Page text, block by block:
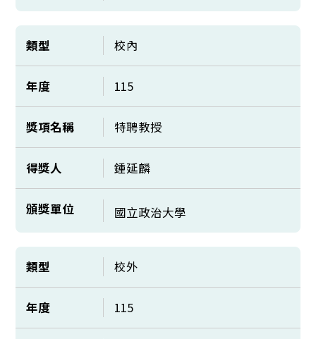
類型 校內
年度 115
獎項名稱 特聘教授
得獎人 鍾延麟
頒獎單位 國立政治大學
類型 校外
年度 115